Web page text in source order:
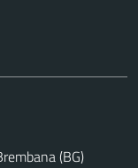
(BG)